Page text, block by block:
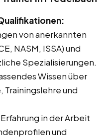
von anerkannten
NASM, ISSA) und
Spezialisierungen.
Wissen über
und
in der Arbeit
und